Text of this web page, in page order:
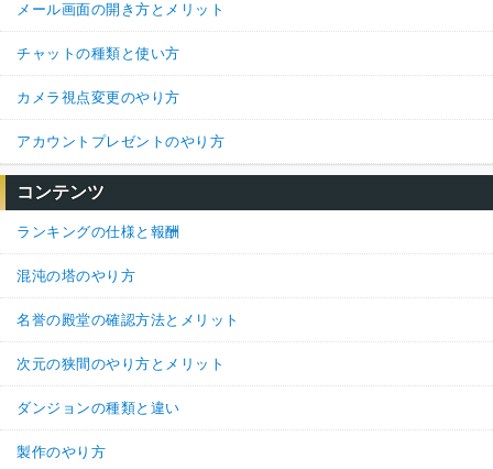
メール画面の開き方とメリット
チャットの種類と使い方
カメラ視点変更のやり方
アカウントプレゼントのやり方
コンテンツ
ランキングの仕様と報酬
混沌の塔のやり方
名誉の殿堂の確認方法とメリット
次元の狭間のやり方とメリット
ダンジョンの種類と違い
製作のやり方